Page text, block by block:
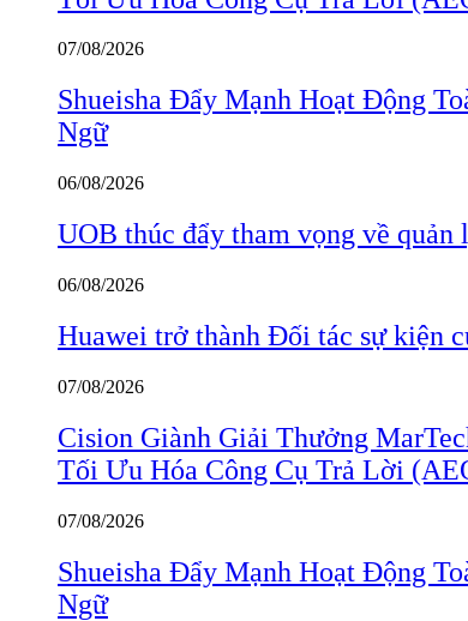
07/08/2026
Shueisha Đẩy Mạnh Hoạt Động
Ngữ
06/08/2026
UOB thúc đẩy tham vọng về
06/08/2026
Huawei trở thành Đối tác sự kiện
07/08/2026
Cision Giành Giải Thưởng
Tối Ưu Hóa Công Cụ Trả Lời
07/08/2026
Shueisha Đẩy Mạnh Hoạt Động
Ngữ